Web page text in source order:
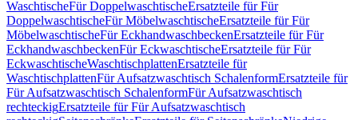
WaschtischeFür DoppelwaschtischeErsatzteile für Für
DoppelwaschtischeFür MöbelwaschtischeErsatzteile für Für
MöbelwaschtischeFür EckhandwaschbeckenErsatzteile für Für
EckhandwaschbeckenFür EckwaschtischeErsatzteile für Für
EckwaschtischeWaschtischplattenErsatzteile für
WaschtischplattenFür Aufsatzwaschtisch SchalenformErsatzteile für
Für Aufsatzwaschtisch SchalenformFür Aufsatzwaschtisch
rechteckigErsatzteile für Für Aufsatzwaschtisch